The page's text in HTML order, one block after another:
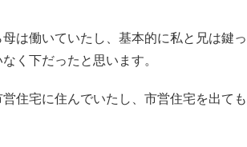
は働いていたし、基本的に私と兄は鍵っ
く下だったと思います。
住宅に住んでいたし、市営住宅を出ても